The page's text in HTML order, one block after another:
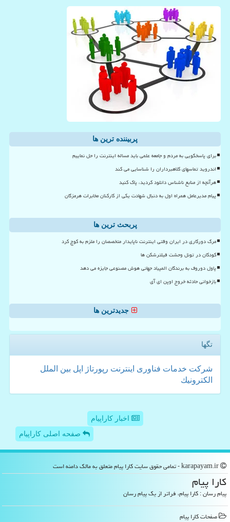
پربیننده ترین ها
برای پاسخگویی به مردم و جامعه علمی باید مساله اینترنت را حل نماییم
اندروید تماسهای کلاهبرداران را شناسایی می کند
هرآنچه از منابع ناشناس دانلود کردید، پاک کنید
پیام مدیرعامل همراه اول به دنبال شهادت یکی از کارکنان مخابرات هرمزگان
پربحث ترین ها
مرگ دورکاری در ایران وقتی اینترنت ناپایدار متخصصان را ملزم به کوچ کرد
کودکان در تونل وحشت فیلترشکن ها
پاول دوروف به برندگان المپیاد جهانی هوش مصنوعی جایزه می دهد
بازخوانی حادثه خروج اوپن ای آی
جدیدترین ها
تگها
شركت خدمات فناوری اینترنت رپورتاژ اپل بین الملل
الكترونیك
اخبار کاراپیام
صفحه اصلی کاراپیام
كارا پیام
پیام رسان : کارا پیام، فراتر از یک پیام رسان
صفحات كارا پیام